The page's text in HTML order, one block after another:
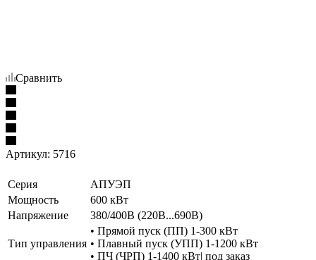
Сравнить
Артикул: 5716
Серия
АПУЭП
Мощность
600 кВт
Напряжение
380/400В (220В...690В)
Тип управления
• Прямой пуск (ПП) 1-300 кВт
• Плавный пуск (УПП) 1-1200 кВт
• ПЧ (ЧРП) 1-1400 кВт| под заказ